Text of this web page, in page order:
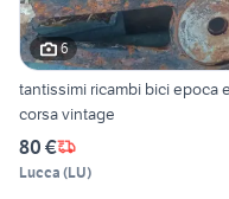
6
tantissimi ricambi bici epoca e
corsa vintage
80 €
Lucca (LU)